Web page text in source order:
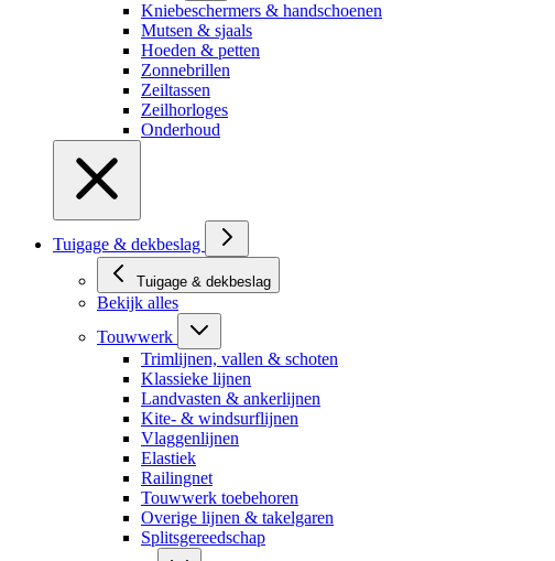
Kniebeschermers & handschoenen
Mutsen & sjaals
Hoeden & petten
Zonnebrillen
Zeiltassen
Zeilhorloges
Onderhoud
Tuigage & dekbeslag
Tuigage & dekbeslag
Bekijk alles
Touwwerk
Trimlijnen, vallen & schoten
Klassieke lijnen
Landvasten & ankerlijnen
Kite- & windsurflijnen
Vlaggenlijnen
Elastiek
Railingnet
Touwwerk toebehoren
Overige lijnen & takelgaren
Splitsgereedschap